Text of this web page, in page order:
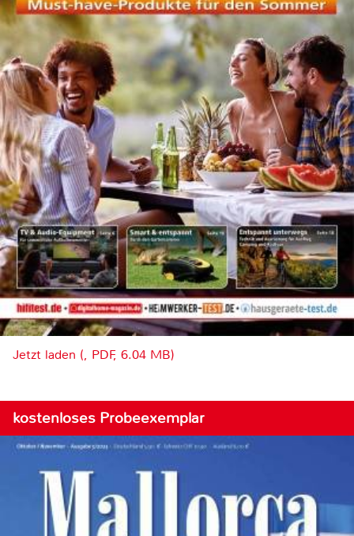
Jetzt laden (, PDF, 6.04 MB)
kostenloses Probeexemplar